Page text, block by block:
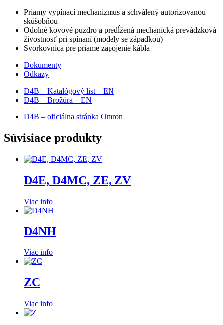
Priamy vypínací mechanizmus a schválený autorizovanou
skúšobňou
Odolné kovové puzdro a predĺžená mechanická prevádzková
živostnosť pri spínaní (modely se západkou)
Svorkovnica pre priame zapojenie kábla
Dokumenty
Odkazy
D4B – Katalógový list – EN
D4B – Brožúra – EN
D4B – oficiálna stránka Omron
Súvisiace produkty
D4E, D4MC, ZE, ZV
Viac info
D4NH
Viac info
ZC
Viac info